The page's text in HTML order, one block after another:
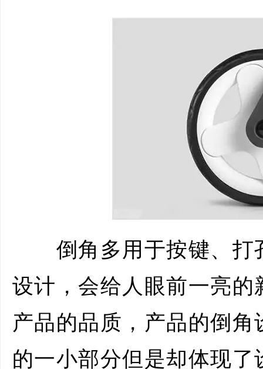
倒角多用于按键、打
设计，会给人眼前一亮
产品的品质，产品的倒
的一小部分但是却体现